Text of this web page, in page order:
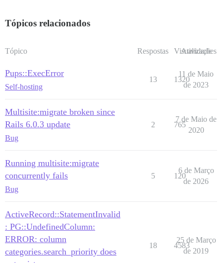
Tópicos relacionados
Tópico Respostas Visualizações
Atividade
Pups::ExecError
Self-hosting
13 1320
11 de Maio
de 2023
Multisite:migrate broken since
Rails 6.0.3 update
Bug
2 765
7 de Maio de
2020
Running multisite:migrate
concurrently fails
Bug
5 120
6 de Março
de 2026
ActiveRecord::StatementInvalid
: PG::UndefinedColumn:
ERROR: column
categories.search_priority does
18 4583
25 de Março
de 2019